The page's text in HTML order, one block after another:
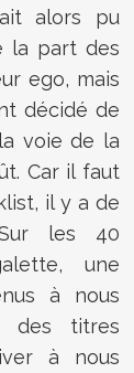
alors pu
la part des
ego, mais
décidé de
voie de la
Car il faut
il y a de
les 40
une
à nous
des titres
à nous